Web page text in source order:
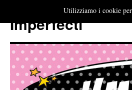
Imperfecti
Utilizziamo i cookie per